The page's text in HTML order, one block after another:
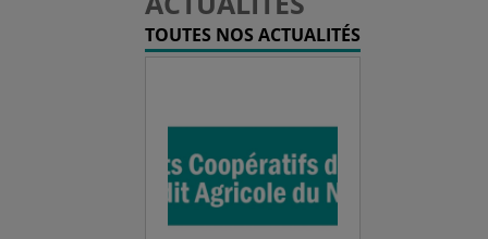
TOUTES NOS ACTUALITÉS